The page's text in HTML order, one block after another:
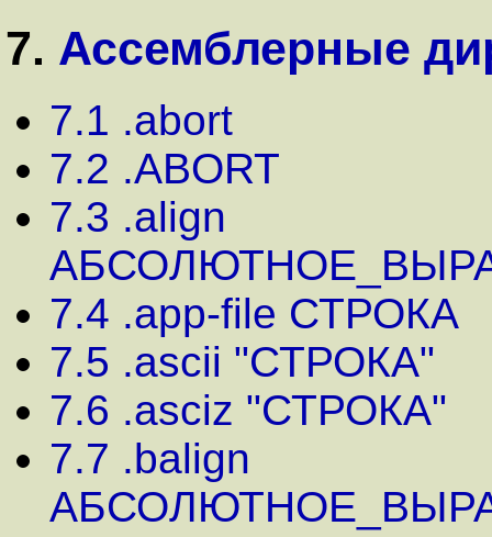
7. Ассемблерные
7.1 .abort
7.2 .ABORT
7.3 .align
7.4 .app-file СТРОКА
7.5 .ascii "СТРОКА"
7.6 .asciz "СТРОКА"
7.7 .balign